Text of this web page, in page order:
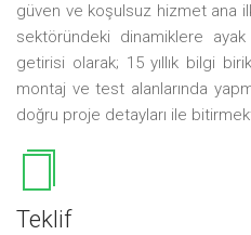
güven ve koşulsuz hizmet ana
sektöründeki dinamiklere ayak
getirisi olarak; 15 yıllık bilgi
montaj ve test alanlarında
doğru proje detayları ile
Teklif